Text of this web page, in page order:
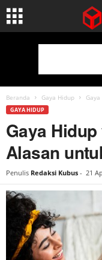
Beranda Gaya Hidup
GAYA HIDUP
Gaya
Alasan
Penulis Redaksi Kubus - 21